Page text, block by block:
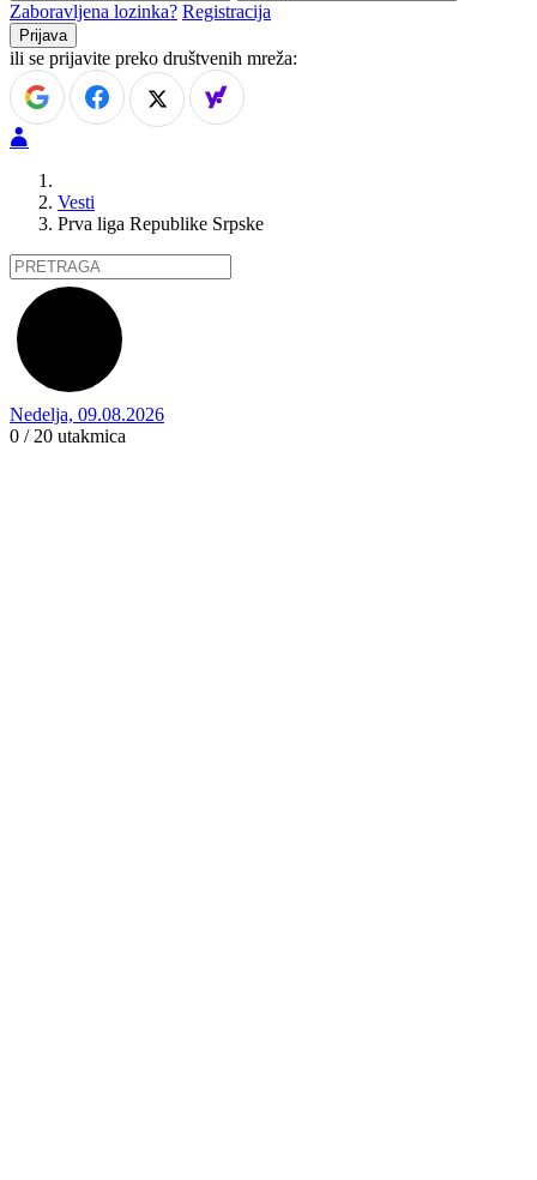
Zaboravljena lozinka? Registracija
ili se prijavite preko društvenih mreža:
Vesti
Prva liga Republike Srpske
Nedelja, 09.08.2026
0 / 20 utakmica